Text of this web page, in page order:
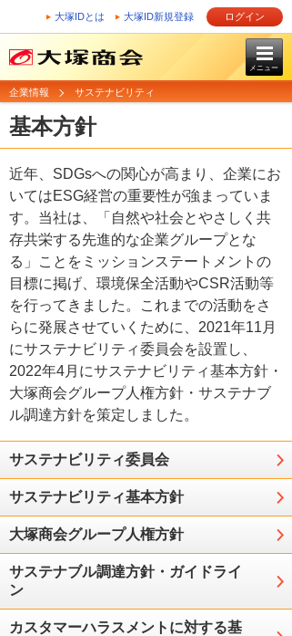
大塚IDとは 大塚ID新規登録 ログイン
メニュー
企業情報 サステナビリティ
基本方針
近年、SDGsへの関心が高まり、企業にお
いてはESG経営の重要性が強まっていま
す。当社は、「自然や社会とやさしく共
存共栄する先進的な企業グループとな
る」ことをミッションステートメントの
目標に掲げ、環境保全活動やCSR活動等
を行ってきました。これまでの活動をさ
らに発展させていくために、2021年11月
にサステナビリティ委員会を設置し、
2022年4月にサステナビリティ基本方針・
大塚商会グループ人権方針・サステナブ
ル調達方針を策定しました。
サステナビリティ委員会
サステナビリティ基本方針
大塚商会グループ人権方針
サステナブル調達方針・ガイドライ
ン
カスタマーハラスメントに対する基